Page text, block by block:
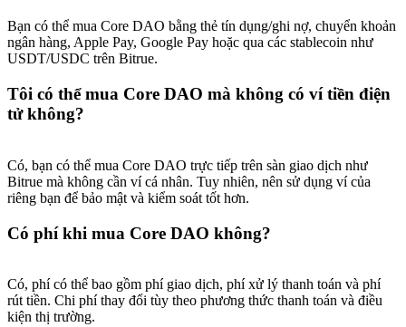
Bạn có thể mua Core DAO bằng thẻ tín dụng/ghi nợ, chuyển khoản
ngân hàng, Apple Pay, Google Pay hoặc qua các stablecoin như
USDT/USDC trên Bitrue.
Tôi có thể mua Core DAO mà không có ví tiền điện
tử không?
Có, bạn có thể mua Core DAO trực tiếp trên sàn giao dịch như
Bitrue mà không cần ví cá nhân. Tuy nhiên, nên sử dụng ví của
riêng bạn để bảo mật và kiểm soát tốt hơn.
Có phí khi mua Core DAO không?
Có, phí có thể bao gồm phí giao dịch, phí xử lý thanh toán và phí
rút tiền. Chi phí thay đổi tùy theo phương thức thanh toán và điều
kiện thị trường.